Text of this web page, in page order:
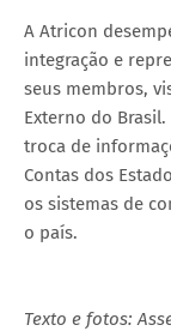
A Atricon
integração e
seus membros,
Externo do
troca de
Contas dos
os sistemas de
o país.
Texto e fotos: